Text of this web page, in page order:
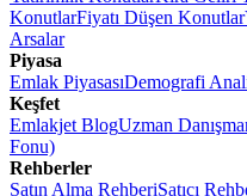
KonutlarFiyatı Düşen Konutlar
Arsalar
Piyasa
Emlak PiyasasıDemografi
Keşfet
Emlakjet BlogUzman
Fonu)
Rehberler
Satın Alma RehberiSatıcı